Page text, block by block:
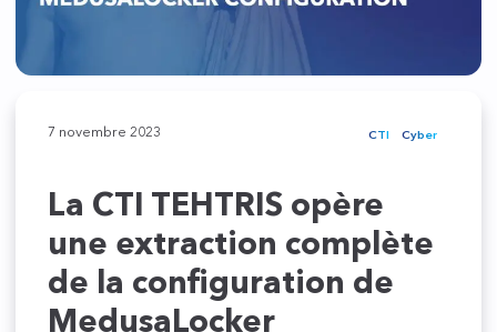
7 novembre 2023 CTI Cyber
La CTI TEHTRIS opère
une extraction complète
de la configuration de
MedusaLocker